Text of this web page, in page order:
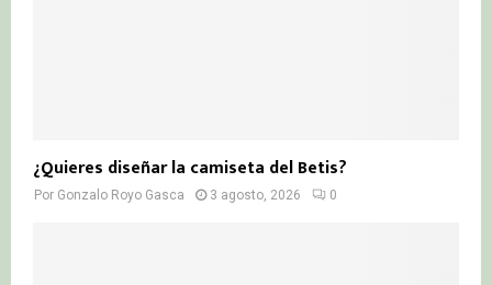
¿Quieres diseñar la camiseta del Betis?
Por Gonzalo Royo Gasca 3 agosto, 2026 0